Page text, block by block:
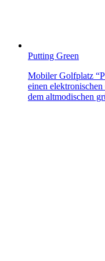
Putting Green
Mobiler Golfplatz
einen
dem altmodischen